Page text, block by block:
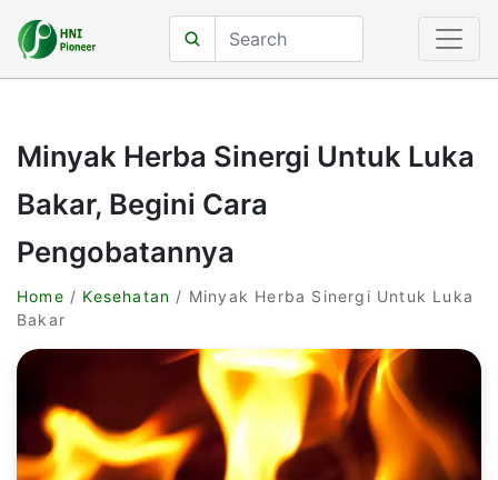
Minyak Herba Sinergi Untuk Luka
Bakar, Begini Cara
Pengobatannya
Home / Kesehatan / Minyak Herba Sinergi Untuk Luka
Bakar